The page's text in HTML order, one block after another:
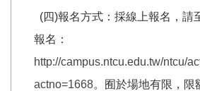
(四)報名方式：採線上報名，請
報名：
http://campus.ntcu.edu.tw/ntcu/
actno=1668。囿於場地有限，限